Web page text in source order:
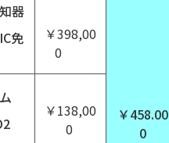
器
免
￥398,00
0
￥458.00
0
￥138,00
0